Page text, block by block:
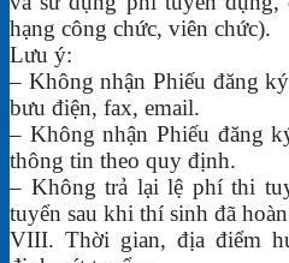
hạng công chức, viên chức).
Lưu ý:
– Không nhận Phiếu đăng
bưu điện, fax, email.
– Không nhận Phiếu đăng
thông tin theo quy định.
– Không trả lại lệ phí thi
tuyển sau khi thí sinh đã
VIII. Thời gian, địa điểm